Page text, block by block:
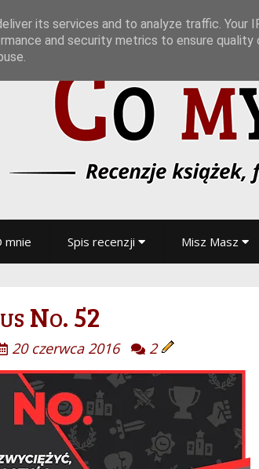
mnie Spis recenzji Misz Masz
No. 52
20 czerwca 2016 2
its services and to analyze traffic. Your
and security metrics to ensure quality